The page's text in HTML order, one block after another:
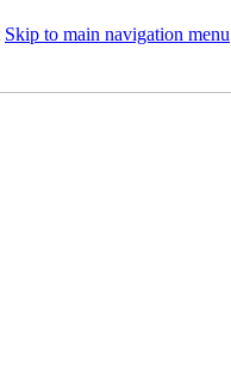
Skip to main navigation menu